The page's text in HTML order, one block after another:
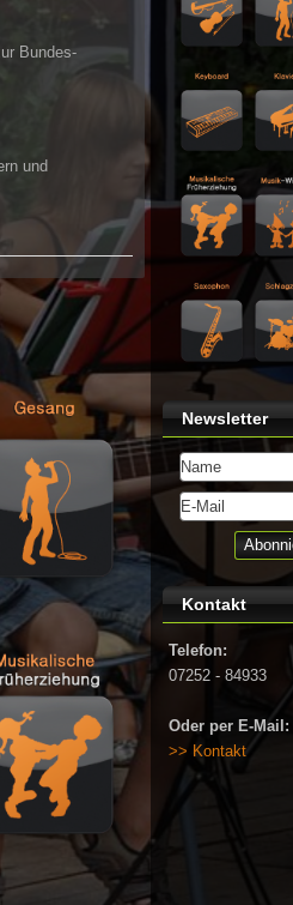
Bundes-
und
Newsletter
Kontakt
Telefon:
07252 - 84933
Oder per E-Mail:
>> Kontakt